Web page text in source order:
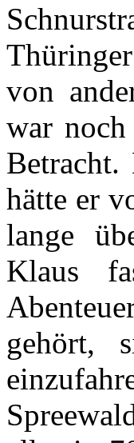
von
war
Betracht.
hätte er
lange
Klaus
gehört,